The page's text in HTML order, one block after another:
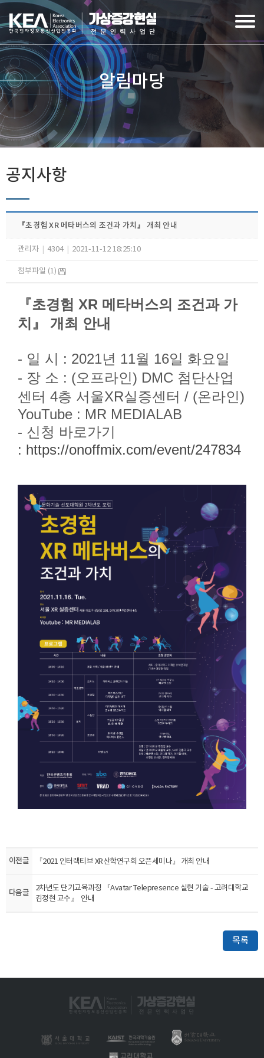
알림마당
공지사항
『​초경험 XR 메타버스의 조건과 가치』 개최 안내
관리자 4304 2021-11-12 18:25:10
첨부파일 (1)
『​초경험 XR 메타버스의 조건과 가
치 』 ​개최 안내
- 일 시 : 2021년 11월 16일 화요일
- 장 소 : (오프라인) DMC 첨단산업
센터 4층 서울XR실증센터 / (온라인)
YouTube : MR MEDIALAB
- 신청 바로가기
: https://onoffmix.com/event/247834
이전글 『​2021 인터랙티브 XR산학연구회 오픈세미나』 개최 안내
다음글
2차년도 단기교육과정 『​Avatar Telepresence 실현 기술 - 고려대학교
김정현 교수』 ​ 안내
목록